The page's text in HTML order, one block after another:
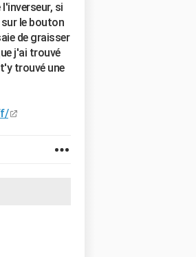
si
le bouton
de graisser
j'ai trouvé
trouvé une